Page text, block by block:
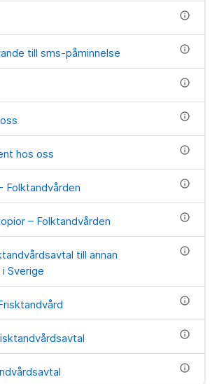
info
till sms-påminnelse info
info
info
hos oss info
Folktandvården info
– Folktandvården info
till annan
Sverige
info
info
info
info